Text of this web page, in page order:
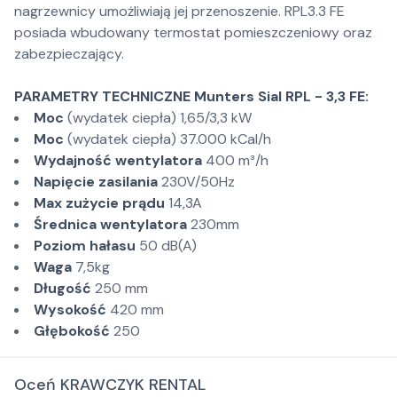
nagrzewnicy umożliwiają jej przenoszenie. RPL3.3 FE
posiada wbudowany termostat pomieszczeniowy oraz
zabezpieczający.
PARAMETRY TECHNICZNE Munters Sial RPL - 3,3 FE:
Moc (wydatek ciepła) 1,65/3,3 kW
Moc (wydatek ciepła) 37.000 kCal/h
Wydajność wentylatora 400 m³/h
Napięcie zasilania230V/50Hz
Max zużycie prądu 14,3A
Średnica wentylatora230mm
Poziom hałasu 50 dB(A)
Waga 7,5kg
Długość 250 mm
Wysokość 420 mm
Głębokość 250
Oceń KRAWCZYK RENTAL